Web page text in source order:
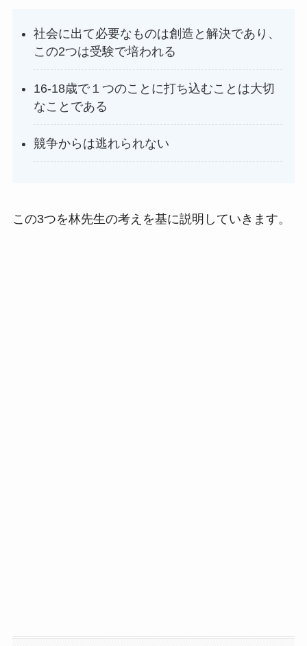
社会に出て必要なものは創造と解決であり、
この2つは受験で培われる
16-18歳で１つのことに打ち込むことは大切
なことである
競争からは逃れられない
この3つを林先生の考えを基に説明していきます。